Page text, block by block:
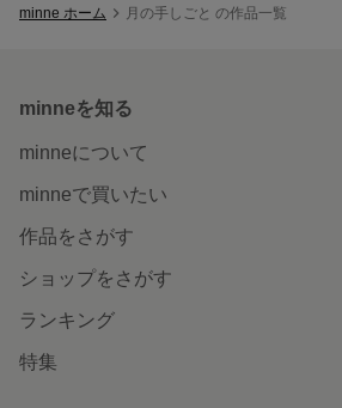
minne ホーム 月の手しごと の作品一覧
minneを知る
minneについて
minneで買いたい
作品をさがす
ショップをさがす
ランキング
特集